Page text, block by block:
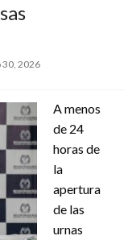
30, 2026
A menos
de 24
horas de
la
apertura
de las
urnas